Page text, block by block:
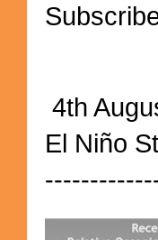
4th
El Niño